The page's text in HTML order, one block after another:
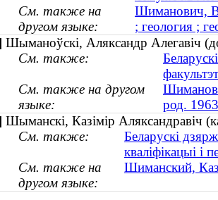
См. также на
другом языке:
Шиманович,
; геология ;
Шыманоўскі, Аляксандр Алегавіч
См. также:
факультэт
См. также на другом
языке:
род.
Шыманскі, Казімір Аляксандравіч
См. также:
Беларускі
кваліфікацыі і
См. также на
другом языке:
Шиманский,